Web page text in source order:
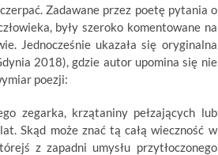
Zadawane przez poetę pytania o
były szeroko komentowane na
Jednocześnie ukazała się oryginalna
2018), gdzie autor upomina się nie
poezji:
zegarka, krzątaniny pełzających lub
Skąd może znać tą całą wieczność w
z zapadni umysłu przytłoczonego